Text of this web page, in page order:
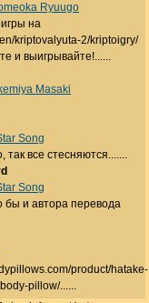
Ryuugo
на
kriptovalyuta-2/kriptoigry/
и выигрывайте!......
Masaki
Song
так все стесняются.......
Song
бы и автора перевода
product/hatake-
pillow/......